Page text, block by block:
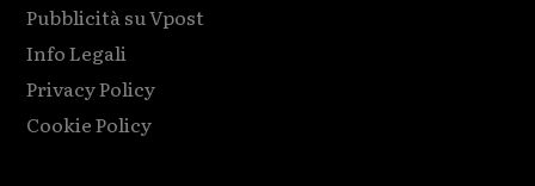
Pubblicità su Vpost
Info Legali
Privacy Policy
Cookie Policy